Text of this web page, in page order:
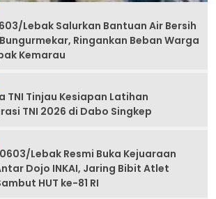
Lebak Salurkan Bantuan Air Bersih
Ringankan Beban Warga
Kemarau
TNI Tinjau Kesiapan Latihan
TNI 2026 di Dabo Singkep
Lebak Resmi Buka Kejuaraan
Dojo INKAI, Jaring Bibit Atlet
HUT ke-81 RI